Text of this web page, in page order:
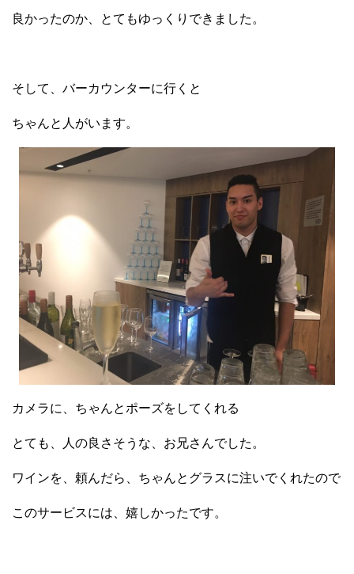
良かったのか、とてもゆっくりできました。
そして、バーカウンターに行くと
ちゃんと人がいます。
カメラに、ちゃんとポーズをしてくれる
とても、人の良さそうな、お兄さんでした。
ワインを、頼んだら、ちゃんとグラスに注いでくれたので
このサービスには、嬉しかったです。